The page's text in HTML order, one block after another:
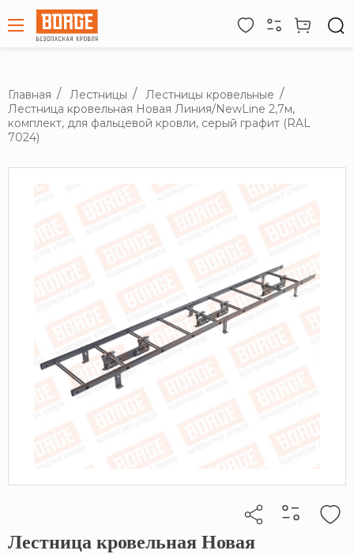
Главная Лестницы
Лестницы кровельные
Лестница кровельная Новая Линия/NewLine 2,7м,
комплект, для фальцевой кровли, серый графит (RAL
7024)
Кликните, чтобы скопировать прямую ссылку
Лестница кровельная Новая